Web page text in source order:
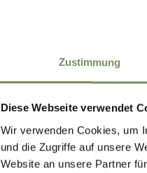
Zustimmung
Diese Webseite verwendet
Wir verwenden Cookies, um
und die Zugriffe auf unsere
Website an unsere Partner